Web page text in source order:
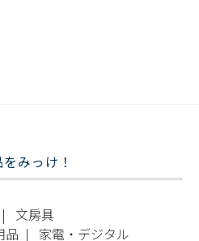
みっけ！
| 文房具
品 | 家電・デジタル